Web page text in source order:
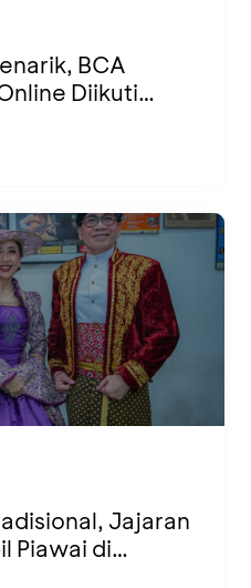
BCA
Diikuti
Jajaran
Piawai di